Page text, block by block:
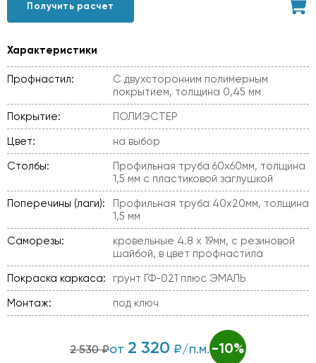
Получить расчет
Характеристики
Профнастил:
С двухсторонним полимерным
покрытием, толщина 0,45 мм
Покрытие:
ПОЛИЭСТЕР
Цвет:
на выбор
Столбы:
Профильная труба 60х60мм, толщина
1,5 мм с пластиковой заглушкой
Поперечины (лаги):
Профильная труба 40х20мм, толщина
1,5 мм
Саморезы:
кровельные 4.8 х 19мм, с резиновой
шайбой, в цвет профнастила
Покраска каркаса:
грунт ГФ-021 плюс ЭМАЛЬ
Монтаж:
под ключ
2 530 ₽от 2 320 ₽/п.м. -10%